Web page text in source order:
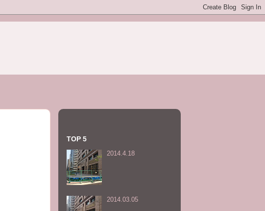
TOP 5
2014.4.18
2014.03.05